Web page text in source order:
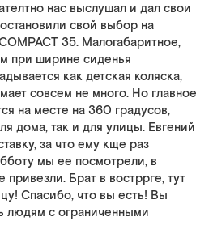
нас выслушал и дал свои
свой выбор на
35. Малогабаритное,
при ширине сиденья
как детская коляска,
совсем не много. Но главное
на месте на 360 градусов,
дома, так и для улицы. Евгений
за что ему кще раз
мы ее посмотрели, в
Брат в востррге, тут
Спасибо, что вы есть! Вы
людям с ограниченными